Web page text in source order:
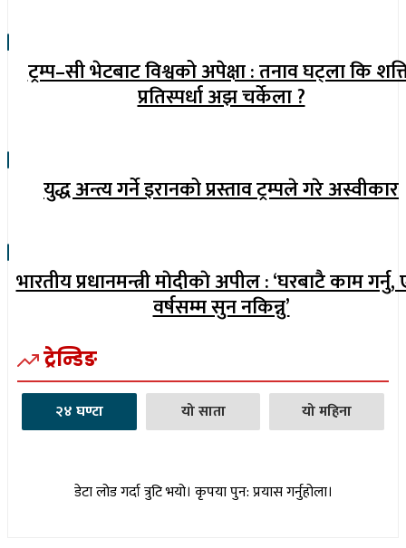
ट्रम्प–सी भेटबाट विश्वको अपेक्षा : तनाव घट्ला कि
प्रतिस्पर्धा अझ चर्केला ?
युद्ध अन्त्य गर्ने इरानको प्रस्ताव ट्रम्पले गरे अस्वीकार
भारतीय प्रधानमन्त्री माेदीकाे अपील : ‘घरबाटै काम
वर्षसम्म सुन नकिन्नु’
ट्रेन्डिङ
२४ घण्टा यो साता यो महिना
डेटा लोड गर्दा त्रुटि भयो। कृपया पुन: प्रयास गर्नुहोला।